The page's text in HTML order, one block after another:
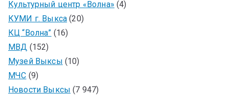
Культурный центр «Волна» (4)
КУМИ г. Выкса (20)
КЦ “Волна” (16)
МВД (152)
Музей Выксы (10)
МЧС (9)
Новости Выксы (7 947)